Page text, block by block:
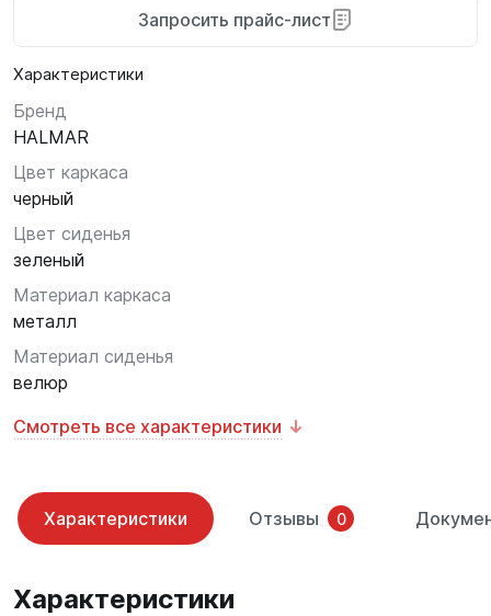
Характеристики
Бренд
HALMAR
Цвет каркаса
черный
Цвет сиденья
зеленый
Материал каркаса
металл
Материал сиденья
велюр
Смотреть все характеристики
Запросить прайс-лист
Характеристики Отзывы 0
Характеристики